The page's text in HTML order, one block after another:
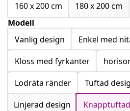
160 x 200 cm
180 x 200 cm
Modell
Vanlig design
Enkel med
Kloss med fyrkanter
Lodräta ränder
Tuftad
Linjerad design
Knapptuftad